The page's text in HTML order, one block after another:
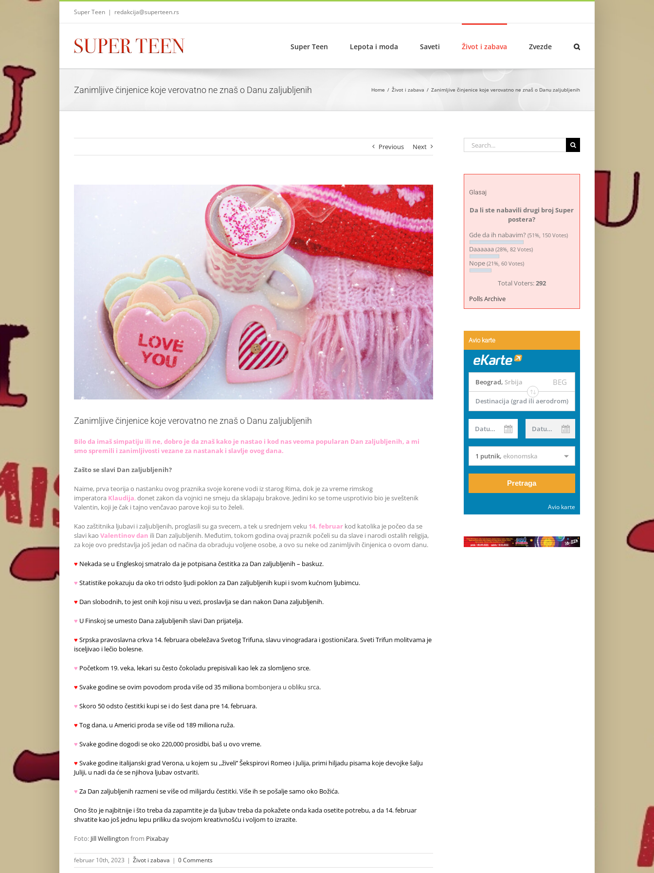
Super Teen | redakcija@superteen.rs
Super Teen Lepota i moda Saveti Život i zabava Zvezde
Zanimljive činjenice koje verovatno ne znaš o Danu zaljubljenih Home Život i zabava Zanimljive činjenice koje verovatno ne znaš o Danu zaljubljenih
Previous Next
Zanimljive činjenice koje verovatno ne znaš o Danu zaljubljenih
Bilo da imaš simpatiju ili ne, dobro je da znaš kako je nastao i kod nas veoma popularan Dan zaljubljenih, a mi
smo spremili i zanimljivosti vezane za nastanak i slavlje ovog dana.
Zašto se slavi Dan zaljubljenih?
Naime, prva teorija o nastanku ovog praznika svoje korene vodi iz starog Rima, dok je za vreme rimskog
imperatora Klaudija,donet zakon da vojnici ne smeju da sklapaju brakove. Jedini ko se tome usprotivio bio je sveštenik
Valentin, koji je čak i tajno venčavao parove koji su to želeli.
Kao zaštitnika ljubavi i zaljubljenih, proglasili su ga svecem, a tek u srednjem veku 14. februar kod katolika je počeo da se
slavi kao Valentinov dan ili Dan zaljubljenih. Međutim, tokom godina ovaj praznik počeli su da slave i narodi ostalih religija,
za koje ovo predstavlja još jedan od načina da obraduju voljene osobe, a ovo su neke od zanimljivih činjenica o ovom danu.
♥ Nekada se u Engleskoj smatralo da je potpisana čestitka za Dan zaljubljenih – baskuz.
♥ Statistike pokazuju da oko tri odsto ljudi poklon za Dan zaljubljenih kupi i svom kućnom ljubimcu.
♥ Dan slobodnih, to jest onih koji nisu u vezi, proslavlja se dan nakon Dana zaljubljenih.
♥ U Finskoj se umesto Dana zaljubljenih slavi Dan prijatelja.
♥ Srpska pravoslavna crkva 14. februara obeležava Svetog Trifuna, slavu vinogradara i gostioničara. Sveti Trifun molitvama je
isceljivao i lečio bolesne.
♥ Početkom 19. veka, lekari su često čokoladu prepisivali kao lek za slomljeno srce.
♥ Svake godine se ovim povodom proda više od 35 miliona bombonjera u obliku srca.
♥ Skoro 50 odsto čestitki kupi se i do šest dana pre 14. februara.
♥ Tog dana, u Americi proda se više od 189 miliona ruža.
♥ Svake godine dogodi se oko 220,000 prosidbi, baš u ovo vreme.
♥ Svake godine italijanski grad Verona, u kojem su ,,živeli’’ Šekspirovi Romeo i Julija, primi hiljadu pisama koje devojke šalju
Juliji, u nadi da će se njihova ljubav ostvariti.
♥ Za Dan zaljubljenih razmeni se više od milijardu čestitki. Više ih se pošalje samo oko Božića.
Ono što je najbitnije i što treba da zapamtite je da ljubav treba da pokažete onda kada osetite potrebu, a da 14. februar
shvatite kao još jednu lepu priliku da svojom kreativnošću i voljom to izrazite.
Foto: Jill Wellington from Pixabay
februar 10th, 2023 | Život i zabava | 0 Comments
Search
for:
Glasaj
Da li ste nabavili drugi broj Super
postera?
Gde da ih nabavim? (51%, 150 Votes)
Daaaaaa (28%, 82 Votes)
Nope (21%, 60 Votes)
Total Voters:292
Polls Archive
Avio karte
Beograd, Srbija BEG
Destinacija (grad ili aerodrom)
Datum od Datum do
1 putnik, ekonomska
Pretraga
Avio karte